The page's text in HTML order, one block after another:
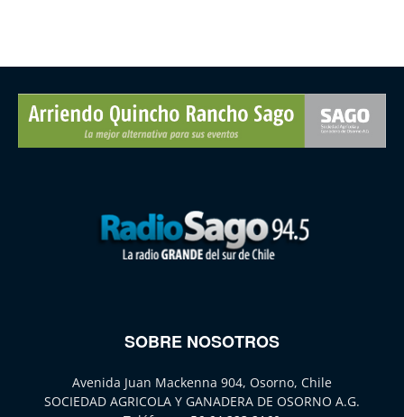
SOBRE NOSOTROS
Avenida Juan Mackenna 904, Osorno, Chile
SOCIEDAD AGRICOLA Y GANADERA DE OSORNO A.G.